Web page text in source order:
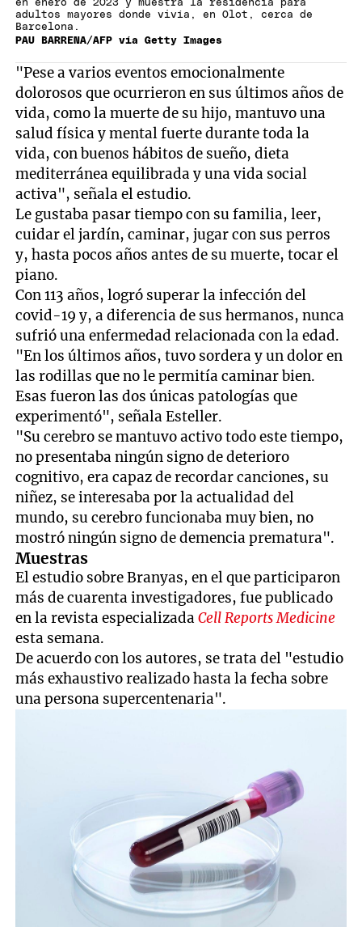
PAU BARRENA/AFP vía Getty Images
en enero de 2023 y muestra la residencia para
adultos mayores donde vivía, en Olot, cerca de
Barcelona.
"Pese a varios eventos emocionalmente
dolorosos que ocurrieron en sus últimos años de
vida, como la muerte de su hijo, mantuvo una
salud física y mental fuerte durante toda la
vida, con buenos hábitos de sueño, dieta
mediterránea equilibrada y una vida social
activa", señala el estudio.
Le gustaba pasar tiempo con su familia, leer,
cuidar el jardín, caminar, jugar con sus perros
y, hasta pocos años antes de su muerte, tocar el
piano.
Con 113 años, logró superar la infección del
covid-19 y, a diferencia de sus hermanos, nunca
sufrió una enfermedad relacionada con la edad.
"En los últimos años, tuvo sordera y un dolor en
las rodillas que no le permitía caminar bien.
Esas fueron las dos únicas patologías que
experimentó", señala Esteller.
"Su cerebro se mantuvo activo todo este tiempo,
no presentaba ningún signo de deterioro
cognitivo, era capaz de recordar canciones, su
niñez, se interesaba por la actualidad del
mundo, su cerebro funcionaba muy bien, no
mostró ningún signo de demencia prematura".
Muestras
El estudio sobre Branyas, en el que participaron
más de cuarenta investigadores, fue publicado
en la revista especializadaCell Reports Medicine
esta semana.
De acuerdo con los autores, se trata del "estudio
más exhaustivo realizado hasta la fecha sobre
una persona supercentenaria".